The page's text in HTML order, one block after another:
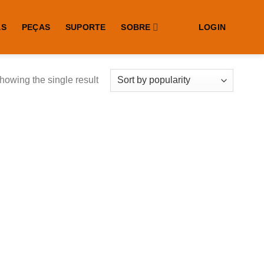
PEÇAS SUPORTE SOBRE LOGIN
the single result